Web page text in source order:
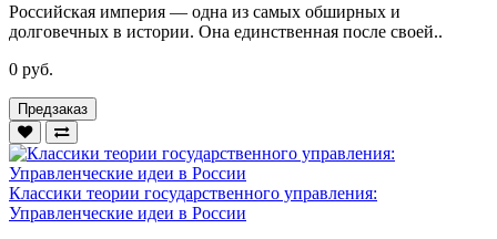
Российская империя — одна из самых обширных и
долговечных в истории. Она единственная после своей..
0 руб.
Предзаказ
Классики теории государственного управления:
Управленческие идеи в России